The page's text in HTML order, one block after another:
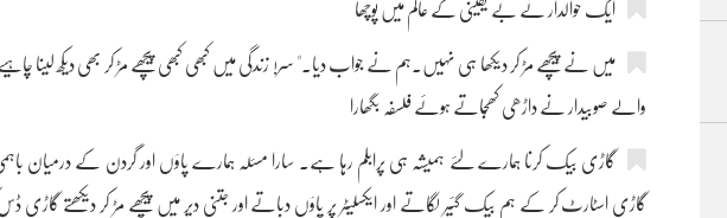
ایک حوالدار نے بے یقینی کے عالم میں پوچھا
میں نے پیچھے مڑ کر دیکھا ہی نہیں۔ہم نے جواب دیا." سر! زندگی میں کبھی کبھی پیچھے مڑ کر بھی دیکھ لینا
والے صوبیدار نے داڑھی کھُجاتے ہوئے فلسفہ بگھارا
گاڑی بیک کرنا ہمارے لئے ہمیشہ ہی پرابلم رہا ہے۔ سارا مسئلہ ہمارے پاؤں اور گردن کے درمیان باہمی
گاڑی اسٹارٹ کر کے ہم بیک گئیر لگاتے اور ایکسلیٹر پر پاؤں دباتے اور جتنی دیر میں پیچھے مڑ کر دیکھتے